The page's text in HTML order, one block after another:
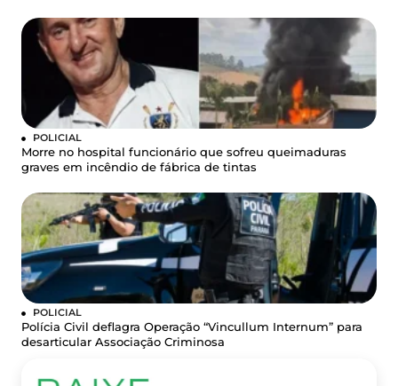
POLICIAL
Morre no hospital funcionário que sofreu queimaduras
graves em incêndio de fábrica de tintas
POLICIAL
Polícia Civil deflagra Operação “Vincullum Internum” para
desarticular Associação Criminosa